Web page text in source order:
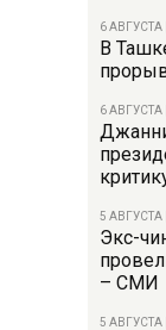
6 АВГУСТА
В
6 АВГУСТА
5 АВГУСТА
Экс-
– СМИ
5 АВГУСТА